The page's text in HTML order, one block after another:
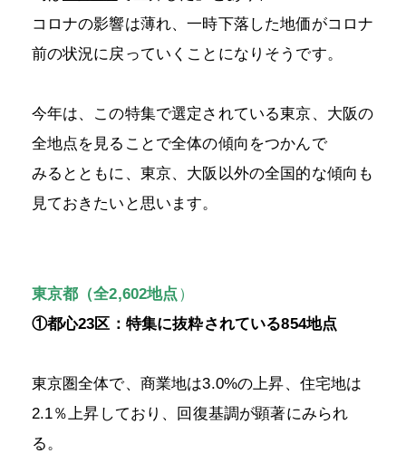
コロナの影響は薄れ、一時下落した地価がコロナ
前の状況に戻っていくことになりそうです。
今年は、この特集で選定されている東京、大阪の
全地点を見ることで全体の傾向をつかんで
みるとともに、東京、大阪以外の全国的な傾向も
見ておきたいと思います。
東京都（全2,602地点 ）
①都心23区：特集に抜粋されている854地点
東京圏全体で、商業地は3.0%の上昇、住宅地は
2.1％上昇しており、回復基調が顕著にみられ
る。